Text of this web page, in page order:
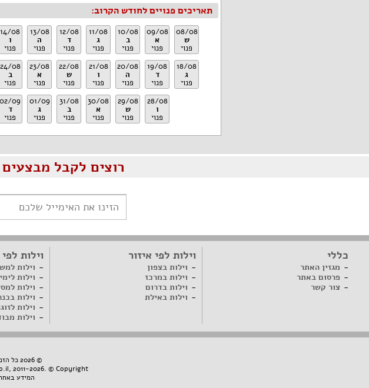
תאריכים פנויים לחודש הקרוב:
08/08
ש
פנוי
09/08
א
פנוי
10/08
ב
פנוי
11/08
ג
פנוי
12/08
ד
פנוי
13/08
ה
פנוי
14/08
ו
פנוי
18/08
ג
פנוי
19/08
ד
פנוי
20/08
ה
פנוי
21/08
ו
פנוי
22/08
ש
פנוי
23/08
א
פנוי
24/08
ב
פנוי
28/08
ו
פנוי
29/08
ש
פנוי
30/08
א
פנוי
31/08
ב
פנוי
01/09
ג
פנוי
02/09
ד
פנוי
רוצים לקבל מבצעים
כללי
מגזין האתר
פרסום באתר
צור קשר
וילות לפי איזור
וילות בצפון
וילות במרכז
וילות בדרום
וילות באילת
וילות
וילות
וילות
וילות
וילות
וילות
וילות
© 2026 כל הזכויות שמורות לפורטל וילה בשבילי
, 2011-2026. © Copyright כל הזכויות שמורות לאתר וילה בשבילי
המידע